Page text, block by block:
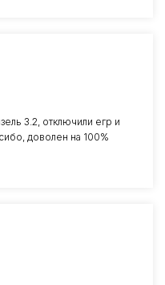
3.2, отключили егр и
доволен на 100%